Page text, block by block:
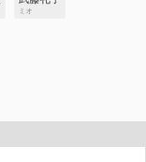
ミオ